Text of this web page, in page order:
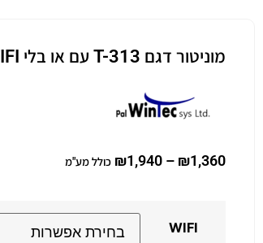
מוניטור דגם T-313 עם או בלי WIFI
₪1,360
–
₪1,940 כולל מע"מ
WIFI